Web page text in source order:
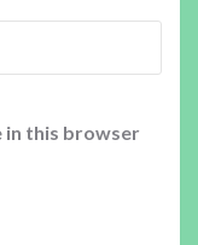
in this browser